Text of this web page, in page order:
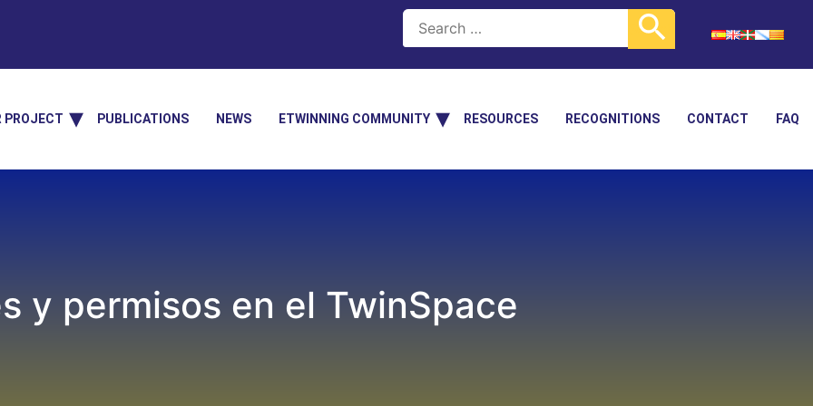
PROJECT PUBLICATIONS NEWS ETWINNING COMMUNITY RESOURCES RECOGNITIONS CONTACT FAQ
y permisos en el TwinSpace